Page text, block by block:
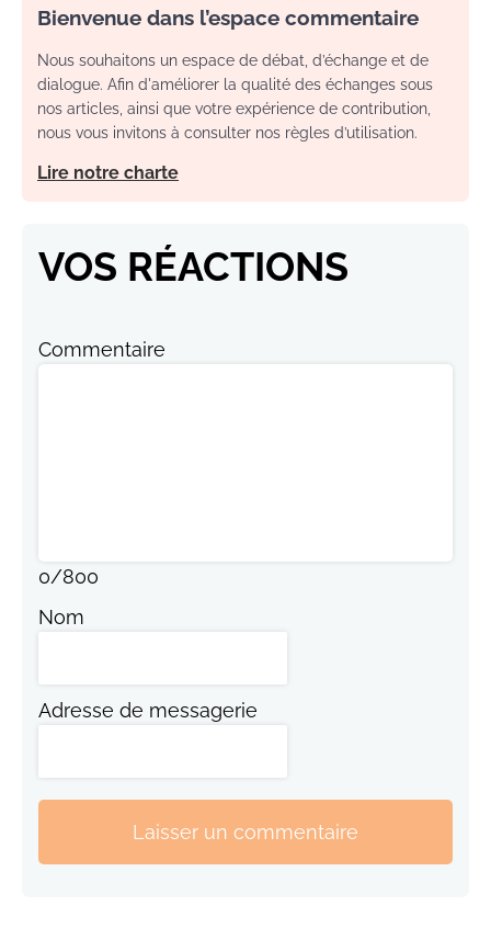
Bienvenue dans l’espace commentaire
Nous souhaitons un espace de débat, d’échange et de
dialogue. Afin d'améliorer la qualité des échanges sous
nos articles, ainsi que votre expérience de contribution,
nous vous invitons à consulter nos règles d’utilisation.
Lire notre charte
VOS RÉACTIONS
Commentaire
0/800
Nom
Adresse de messagerie
Laisser un commentaire